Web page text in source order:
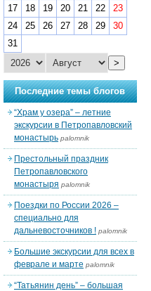
17
18 19 20 21 22
23
24
25 26 27 28 29
30
31
>
Последние темы блогов
“Храм у озера” – летние
экскурсии в Петропавловский
монастырь palomnik
Престольный праздник
Петропавловского
монастыря palomnik
Поездки по России 2026 –
специально для
дальневосточников ! palomnik
Большие экскурсии для всех в
феврале и марте palomnik
“Татьянин день” – большая